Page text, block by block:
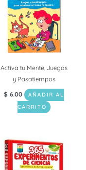
Activa tu Mente, Juegos
y Pasatiempos
$ 6.00
AÑADIR AL
CARRITO